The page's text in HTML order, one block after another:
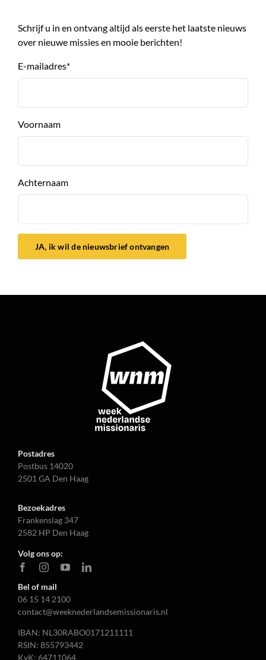
Schrijf u in en ontvang altijd als eerste het laatste nieuws
over nieuwe missies en mooie berichten!
E-mailadres*
Voornaam
Achternaam
JA, ik wil de nieuwsbrief ontvangen
Postadres
Postbus 14020
2501 GA Den Haag
Bezoekadres
Frankenslag 347
2582 HP Den Haag
Volg ons op:
Bel of mail
06 15 14 2100
contact@weeknederlandsemissionaris.nl
IBAN: NL30RABO0171211111
RSIN: 855793442
KvK: 64711064